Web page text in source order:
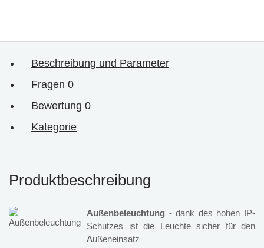
Beschreibung und Parameter
Fragen 0
Bewertung 0
Kategorie
Produktbeschreibung
Außenbeleuchtung - dank des hohen IP-
Schutzes ist die Leuchte sicher für den
Außeneinsatz